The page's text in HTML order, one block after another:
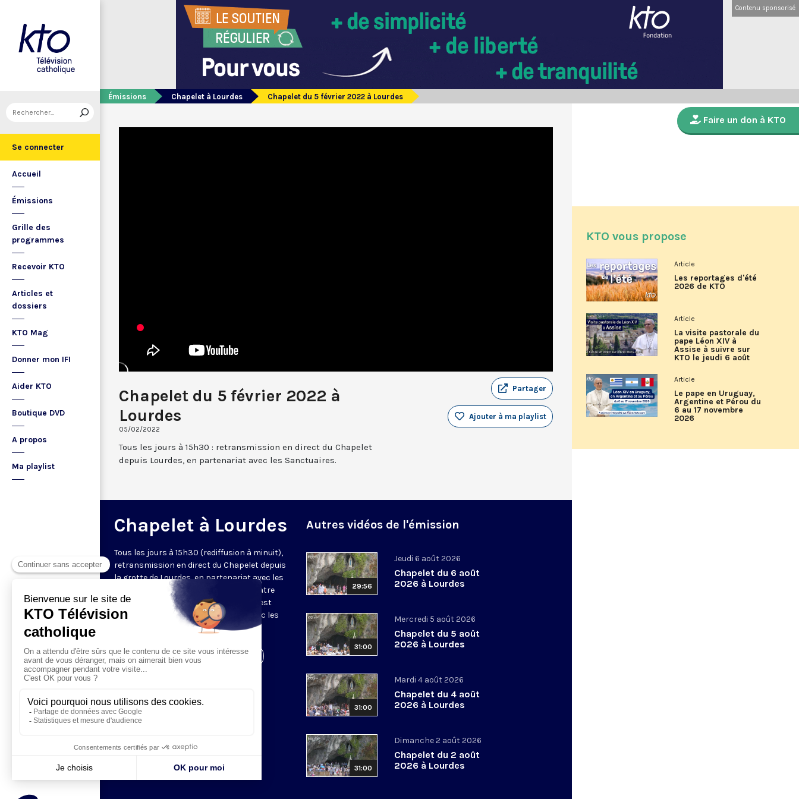
Se connecter
Accueil
Émissions
Grille des
programmes
Recevoir KTO
Articles et
dossiers
KTO Mag
Donner mon IFI
Aider KTO
Boutique DVD
A propos
Ma playlist
Contenu sponsorisé
Émissions Chapelet à Lourdes Chapelet du 5 février 2022 à Lourdes
Chapelet du 5 février 2022 à
Lourdes
05/02/2022
Partager
Ajouter à ma playlist
Tous les jours à 15h30 : retransmission en direct du Chapelet
depuis Lourdes, en partenariat avec les Sanctuaires.
Chapelet à Lourdes
Tous les jours à 15h30 (rediffusion à minuit),
retransmission en direct du Chapelet depuis
la grotte de Lourdes, en partenariat avec les
Sanctuaires. Chaque jour, l'une des quatre
méditations des mystères du Rosaire est
proposée en communion de prière avec les
Visiter la page de l'émission
Autres vidéos de l'émission
29:56
Jeudi 6 août 2026
Chapelet du 6 août
2026 à Lourdes
31:00
Mercredi 5 août 2026
Chapelet du 5 août
2026 à Lourdes
31:00
Mardi 4 août 2026
Chapelet du 4 août
2026 à Lourdes
31:00
Dimanche 2 août 2026
Chapelet du 2 août
2026 à Lourdes
Faire un don à KTO
KTO vous propose
Article
Les reportages d'été
2026 de KTO
Article
La visite pastorale du
pape Léon XIV à
Assise à suivre sur
KTO le jeudi 6 août
Article
Le pape en Uruguay,
Argentine et Pérou du
6 au 17 novembre
2026